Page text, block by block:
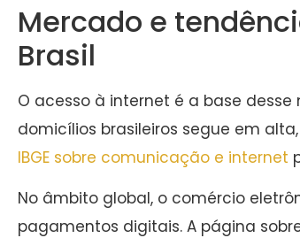
Mercado e
Brasil
O acesso à internet é a base
domicílios brasileiros segue em
IBGE sobre comunicação e internet
No âmbito global, o comércio
pagamentos digitais. A página